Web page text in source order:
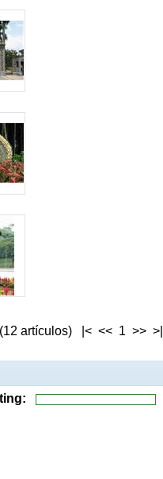
artículos) |< << 1 >> >|